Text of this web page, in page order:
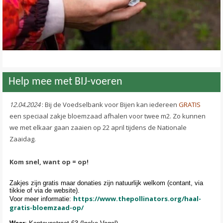
Help mee met BIJ-voeren
12.04.2024: Bij de Voedselbank voor Bijen kan iedereen GRATIS
een speciaal zakje bloemzaad afhalen voor twee m2. Zo kunnen
we met elkaar gaan zaaien op 22 april tijdens de Nationale
Zaaidag.
Kom snel, want op = op!
Zakjes zijn gratis maar donaties zijn natuurlijk welkom (contant, via
tikkie of via de website).
Voor meer informatie: https://www.thepollinators.org/haal-
gratis-bloemzaad-op/